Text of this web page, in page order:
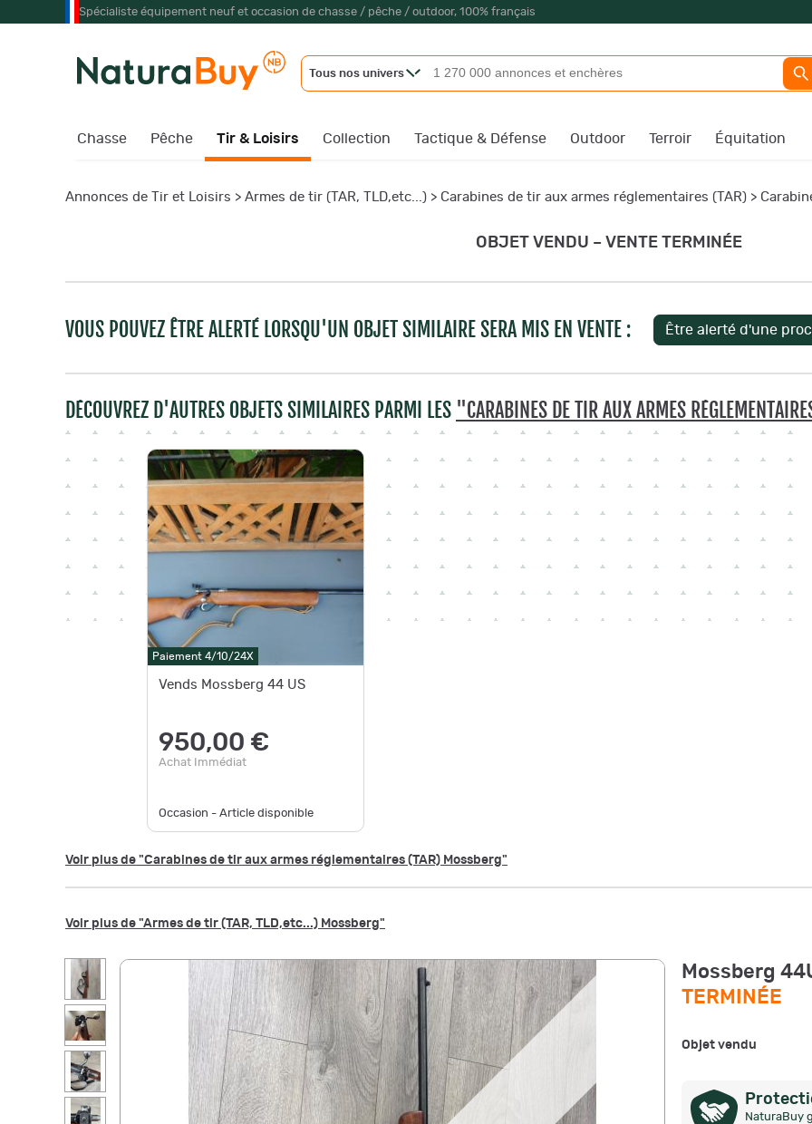
Spécialiste équipement neuf et occasion de chasse / pêche / outdoor, 100% français
Tous nos univers
Chasse Pêche Tir & Loisirs Collection Tactique & Défense Outdoor Terroir Équitation
Annonces de Tir et Loisirs > Armes de tir (TAR, TLD,etc...) > Carabines de tir aux armes réglementaires (TAR) >
OBJET VENDU – VENTE TERMINÉE
VOUS POUVEZ ÊTRE ALERTÉ LORSQU'UN OBJET SIMILAIRE SERA MIS EN VENTE :
DÉCOUVREZ D'AUTRES OBJETS SIMILAIRES PARMI LES "CARABINES DE TIR AUX ARMES
Paiement 4/10/24X
Vends Mossberg 44 US
950,00 €
Achat Immédiat
Occasion - Article disponible
Voir plus de "Carabines de tir aux armes réglementaires (TAR) Mossberg"
Voir plus de "Armes de tir (TAR, TLD,etc...) Mossberg"
Mossberg
TERMINÉE
Objet vendu
NaturaBuy